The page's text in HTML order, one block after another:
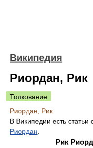
Википедия
Риордан, Рик
Толкование
Риордан, Рик
В Википедии есть
Риордан
Рик